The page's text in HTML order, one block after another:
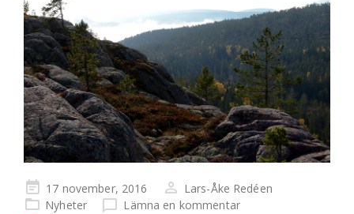
Publicerad
på
17 november, 2016
Lars-Åke Redéen
Nyheter
Lämna en kommentar